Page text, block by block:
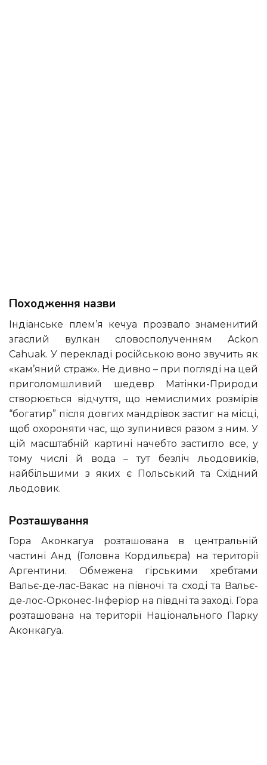
Походження назви
Індіанське плем’я кечуа прозвало знаменитий
згаслий вулкан словосполученням Ackon
Cahuak. У перекладі російською воно звучить як
«кам’яний страж». Не дивно – при погляді на цей
приголомшливий шедевр Матінки-Природи
створюється відчуття, що немислимих розмірів
“богатир” після довгих мандрівок застиг на місці,
щоб охороняти час, що зупинився разом з ним. У
цій масштабній картині начебто застигло все, у
тому числі й вода – тут безліч льодовиків,
найбільшими з яких є Польський та Східний
льодовик.
Розташування
Гора Аконкагуа розташована в центральній
частині Анд (Головна Кордильєра) на території
Аргентини. Обмежена гірськими хребтами
Вальє-де-лас-Вакас на півночі та сході та Вальє-
де-лос-Орконес-Інферіор на півдні та заході. Гора
розташована на території Національного Парку
Аконкагуа.